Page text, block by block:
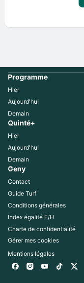
Programme
Hier
Aujourd'hui
Demain
Quinté+
Hier
Aujourd'hui
Demain
Geny
Contact
Guide Turf
Conditions générales
Index égalité F/H
Charte de confidentialité
Gérer mes cookies
Mentions légales